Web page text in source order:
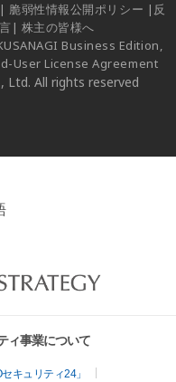
| 脆弱性情報公開ポリシー | 反
| 株主の皆様へ
Business Edition,
User License Agreement
Ltd. All rights reserved
ィ事業について
キュリティ24」